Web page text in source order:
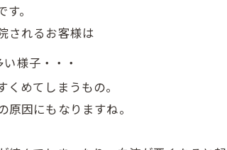
。
されるお客様は
様子・・・
めてしまうもの。
因にもなりますね。